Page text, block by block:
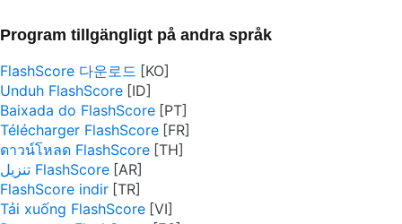
Program tillgängligt på andra språk
FlashScore 다운로드
Unduh FlashScore
Baixada do FlashScore
Télécharger FlashScore
ดาวน์โหลด FlashScore
تنزيل FlashScore
FlashScore indir
Tải xuống FlashScore